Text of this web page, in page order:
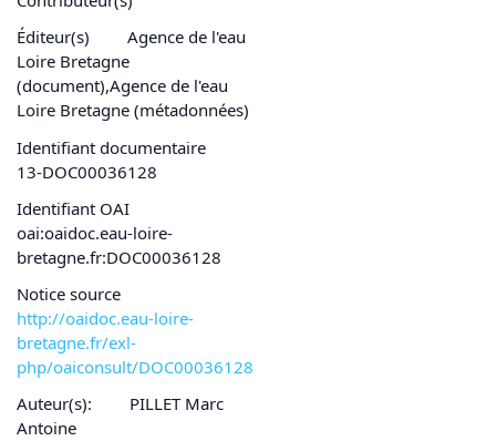
Éditeur(s)
Agence de l'eau
Loire Bretagne
(document),Agence de l'eau
Loire Bretagne (métadonnées)
Identifiant documentaire
13-DOC00036128
Identifiant OAI
oai:oaidoc.eau-loire-
bretagne.fr:DOC00036128
Notice source
http://oaidoc.eau-loire-
bretagne.fr/exl-
php/oaiconsult/DOC00036128
Auteur(s):
PILLET Marc
Antoine